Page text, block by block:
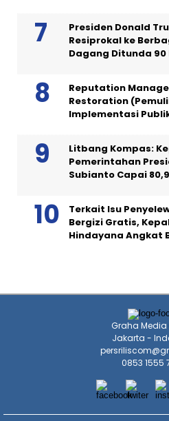
Presiden Donald
Resiprokal ke
Dagang Ditunda 90
Reputation
Restoration
Implementasi
Litbang Kompas:
Pemerintahan
Subianto Capai
Terkait Isu
Bergizi Gratis,
Hindayana Angkat
Graha Media
Jakarta -
0853 1555